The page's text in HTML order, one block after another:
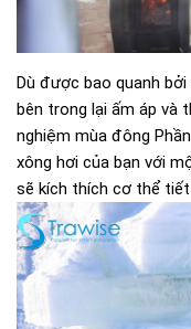
Dù được bao quanh
bên trong lại ấm áp
nghiệm mùa đông
xông hơi của bạn với
sẽ kích thích cơ thể